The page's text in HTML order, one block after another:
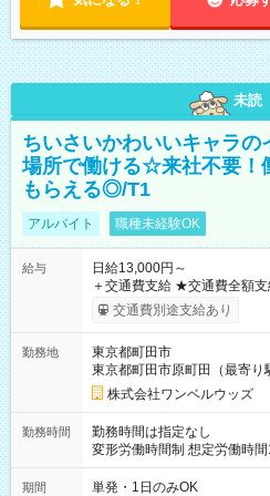
未読
ちいさいかわいいキャラの
場所で働ける☆来社不要！
もらえる◎/T1
アルバイト 職種未経験OK
給与
日給13,000円～
＋交通費支給 ★交通費全額支給！ ┗案件により規定あり ★日払
いOK！（規定あり） ┗働い
ンビニATMから 日払い分を引き落とせ
交通費別途支給あり
勤務地
東京都町田市
東京都町田市原町田（最寄り
株式会社ワンベルウッズ
勤務時間
勤務時間は指定なし
変形労働時間制 想定労働時間160時間/月 【シ
～21：00
期間 単発・1日のみOK